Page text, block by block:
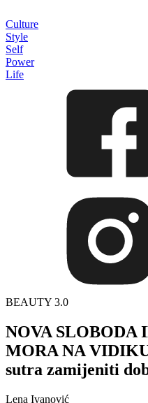
Culture
Style
Self
Power
Life
BEAUTY 3.0
NOVA SLOBODA
MORA NA
sutra zamijeniti
Lena Ivanović